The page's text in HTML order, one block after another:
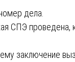
дела.
СПЭ проведена,
заключение